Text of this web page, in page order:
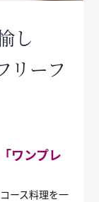
し
リーフ
ワンプレ
ース料理を一